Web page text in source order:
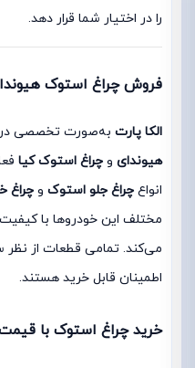
را در اختیار شما قرار دهد.
فروش چراغ استوک
الکا پارت به‌صورت تخصصی
هیوندای و چراغ استوک کیا
انواع چراغ جلو استوک و چراغ
مختلف این خودروها با
می‌کند. تمامی قطعات از نظر
اطمینان قابل خرید هستند.
خرید چراغ استوک با